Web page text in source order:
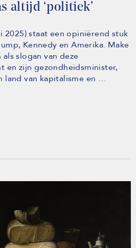
altijd ‘politiek’
2025) staat een opiniërend stuk
Kennedy en Amerika. Make
slogan van deze
en zijn gezondheidsminister,
land van kapitalisme en …